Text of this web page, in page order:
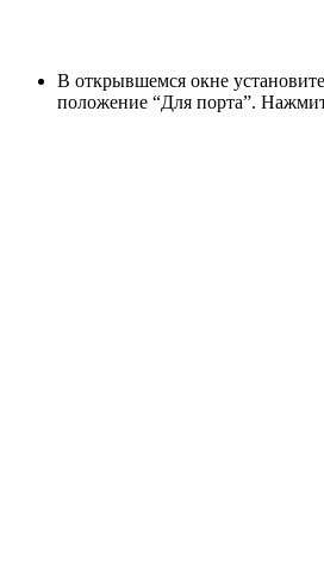
В открывшемся окне
положение “Для порта”.